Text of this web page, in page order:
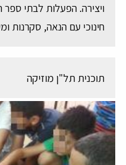
ויצירה. הפעלות לבתי ספר
חינוכי עם הנאה, סקרנות
תוכנית תל"ן מוזיקה